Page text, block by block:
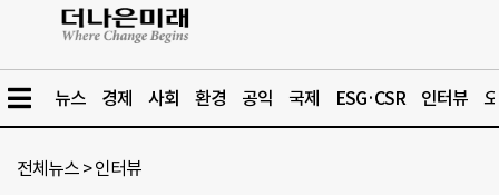
뉴스 경제 사회 환경 공익 국제 ESG·CSR 인터뷰
전체뉴스 >인터뷰